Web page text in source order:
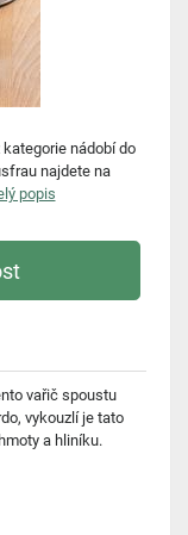
nádobí do
najdete na
popis
vařič spoustu
vykouzlí je tato
a hliníku.